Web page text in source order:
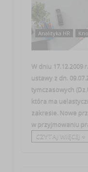
Analityka HR
W dniu 17.12.2009
ustawy z dn.
tymczasowych
która ma
zakresie. Nowe
w przyjmowaniu
CZYTAJ WIĘCEJ +